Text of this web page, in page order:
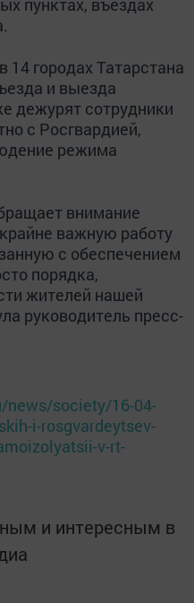
пунктах, въездах
14 городах Татарстана
и выезда
дежурят сотрудники
с Росгвардией,
режима
внимание
важную работу
с обеспечением
порядка,
жителей нашей
руководитель пресс-
society/16-04-
i-rosgvardeytsev-
v-rt-
и интересным в